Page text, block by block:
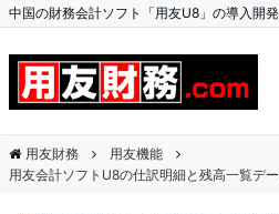
中国の財務会計ソフト「用友U8」の導入開
用友財務
用友機能
用友会計ソフトU8の仕訳明細と残高一覧デ